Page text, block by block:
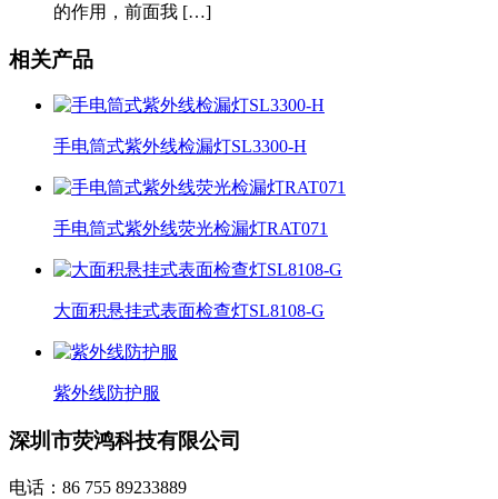
的作用，前面我 […]
相关产品
手电筒式紫外线检漏灯SL3300-H
手电筒式紫外线荧光检漏灯RAT071
大面积悬挂式表面检查灯SL8108-G
紫外线防护服
深圳市荧鸿科技有限公司
电话：86 755 89233889